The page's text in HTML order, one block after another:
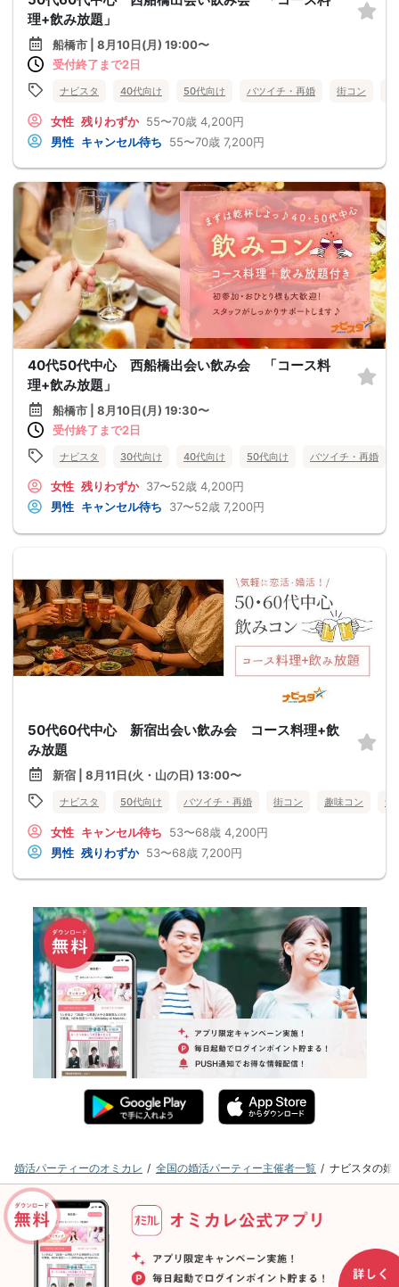
理+飲み放題」
船橋市 | 8月10日(月) 19:00〜
受付終了まで2日
ナビスタ 40代向け 50代向け バツイチ・再婚 街コン
女性 残りわずか 55〜70歳 4,200円
男性 キャンセル待ち 55〜70歳 7,200円
40代50代中心 西船橋出会い飲み会 「コース料
理+飲み放題」
船橋市 | 8月10日(月) 19:30〜
受付終了まで2日
ナビスタ 30代向け 40代向け 50代向け バツイチ・再婚
女性 残りわずか 37〜52歳 4,200円
男性 キャンセル待ち 37〜52歳 7,200円
50代60代中心 新宿出会い飲み会 コース料理+飲
み放題
新宿 | 8月11日(火・山の日) 13:00〜
ナビスタ 50代向け バツイチ・再婚 街コン 趣味コン 食
女性 キャンセル待ち 53〜68歳 4,200円
男性 残りわずか 53〜68歳 7,200円
婚活パーティーのオミカレ 全国の婚活パーティー主催者一覧 ナビスタの婚